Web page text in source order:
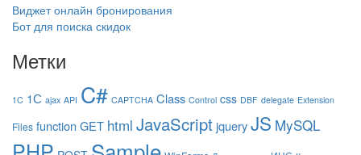
Виджет онлайн бронирования
Бот для поиска скидок
Метки
1C 1С ajax API C# CAPTCHA Class Control css DBF delegate Extension
Files function GET html JavaScriptjqueryJS MySQL